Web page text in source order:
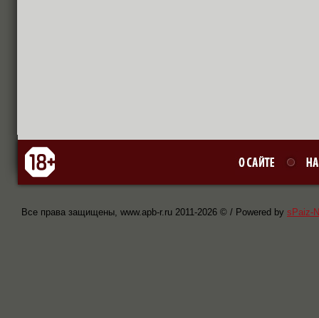
Все права защищены, www.apb-r.ru 2011-2026 © / Powered by sPaiz-